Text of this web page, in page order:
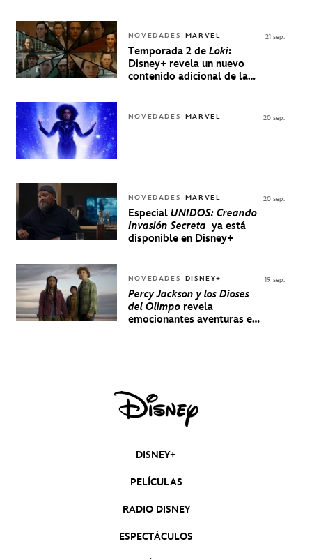
NOVEDADES MARVEL
Temporada 2 de Loki:
Disney+ revela un nuevo
contenido adicional de la
21 sep.
NOVEDADES MARVEL 20 sep.
NOVEDADES MARVEL
Especial UNIDOS: Creando
Invasión Secreta ya está
disponible en Disney+
20 sep.
NOVEDADES DISNEY+
Percy Jackson y los Dioses
del Olimporevela
emocionantes aventuras en
19 sep.
DISNEY+
PELÍCULAS
RADIO DISNEY
ESPECTÁCULOS